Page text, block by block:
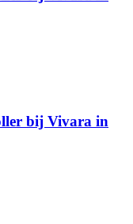
bij Vivara in